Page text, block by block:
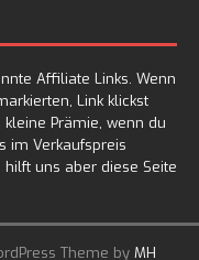
Affiliate Links. Wenn
Link klickst
Prämie, wenn du
im Verkaufspreis
uns aber diese Seite
Theme by MH